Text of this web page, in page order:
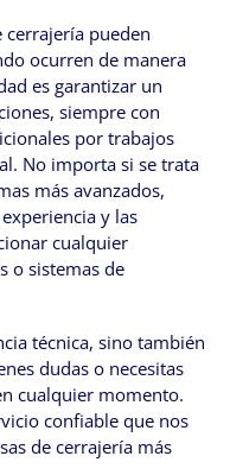
cerrajería pueden
ocurren de manera
es garantizar un
siempre con
por trabajos
No importa si se trata
más avanzados,
y las
cualquier
o sistemas de
técnica, sino también
dudas o necesitas
cualquier momento.
confiable que nos
de cerrajería más